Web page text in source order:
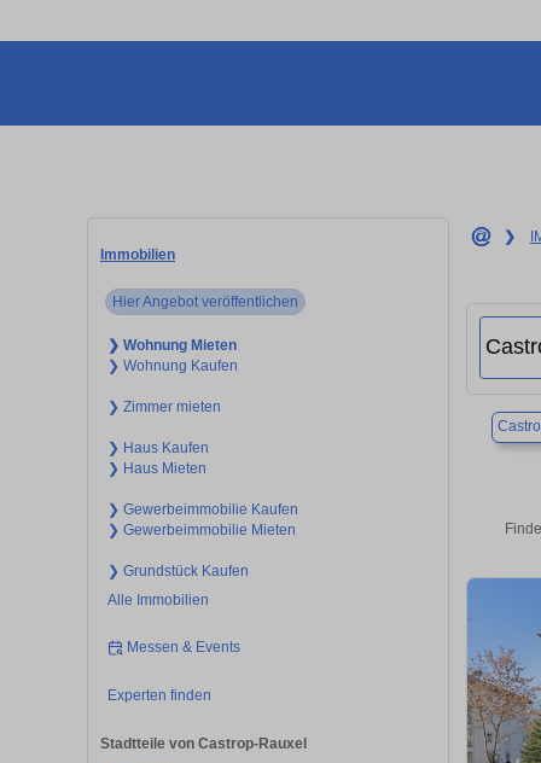
Immobilien
Hier Angebot veröffentlichen
❯ Wohnung Mieten
❯ Wohnung Kaufen
❯ Zimmer mieten
❯ Haus Kaufen
❯ Haus Mieten
❯ Gewerbeimmobilie Kaufen
❯ Gewerbeimmobilie Mieten
❯ Grundstück Kaufen
Alle Immobilien
Messen & Events
Experten finden
Stadtteile von Castrop-Rauxel
❯